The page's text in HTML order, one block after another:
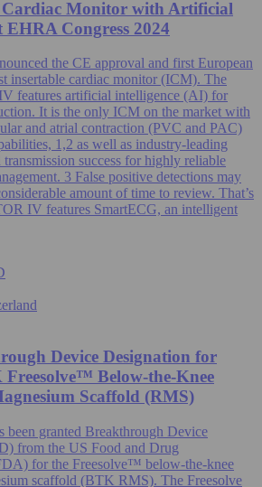
Monitor with Artificial
EHRA Congress 2024
the CE approval and first European
insertable cardiac monitor (ICM). The
features artificial intelligence (AI) for
It is the only ICM on the market with
and atrial contraction (PVC and PAC)
1,2 as well as industry-leading
success for highly reliable
3 False positive detections may
amount of time to review. That’s
IV features SmartECG, an intelligent
Device Designation for
Below-the-Knee
Scaffold (RMS)
granted Breakthrough Device
from the US Food and Drug
for the Freesolve™ below-the-knee
scaffold (BTK RMS). The Freesolve